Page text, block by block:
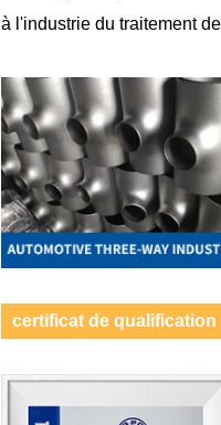
à l'industrie du traitement
certificat de qualification